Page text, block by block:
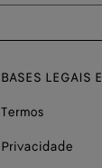
BASES LEGAIS
Termos
Privacidade